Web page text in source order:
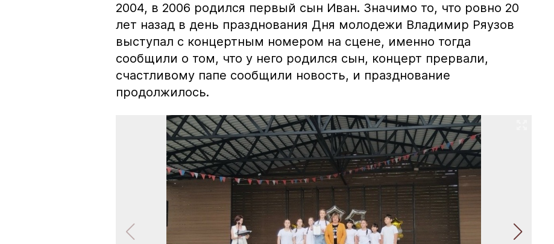
2004, в 2006 родился первый сын Иван. Значимо то, что ровно 20
лет назад в день празднования Дня молодежи Владимир Ряузов
выступал с концертным номером на сцене, именно тогда
сообщили о том, что у него родился сын, концерт прервали,
счастливому папе сообщили новость, и празднование
продолжилось.